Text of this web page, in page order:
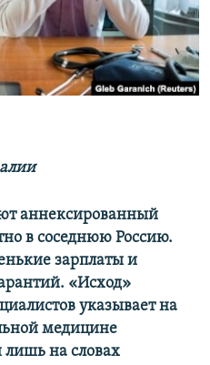
аннексированный
в соседнюю Россию.
зарплаты и
«Исход»
указывает на
медицине
лишь на словах